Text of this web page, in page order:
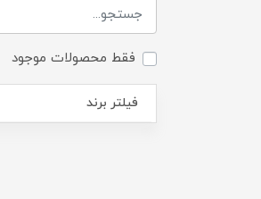
فقط محصولات موجود
فیلتر برند